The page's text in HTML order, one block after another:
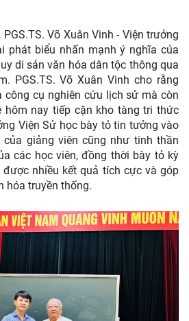
Võ Xuân Vinh - Viện trưởng
phát biểu nhấn mạnh ý nghĩa của
di sản văn hóa dân tộc thông qua
PGS.TS. Võ Xuân Vinh cho rằng
công cụ nghiên cứu lịch sử mà còn
hôm nay tiếp cận kho tàng tri thức
Viện Sử học bày tỏ tin tưởng vào
giảng viên cũng như tinh thần
các học viên, đồng thời bày tỏ kỳ
nhiều kết quả tích cực và góp
hóa truyền thống.